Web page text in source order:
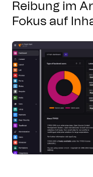
Reibung im
Fokus auf